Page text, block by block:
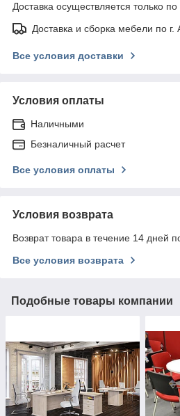
Доставка осуществляется только
Доставка и сборка мебели по г.
Все условия доставки
Условия оплаты
Наличными
Безналичный расчет
Все условия оплаты
Условия возврата
Возврат товара в течение 14 дней
Все условия возврата
Подобные товары компании